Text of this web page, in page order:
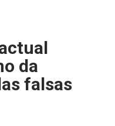
da
falsas